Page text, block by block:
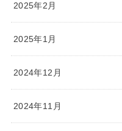
2025年2月
2025年1月
2024年12月
2024年11月